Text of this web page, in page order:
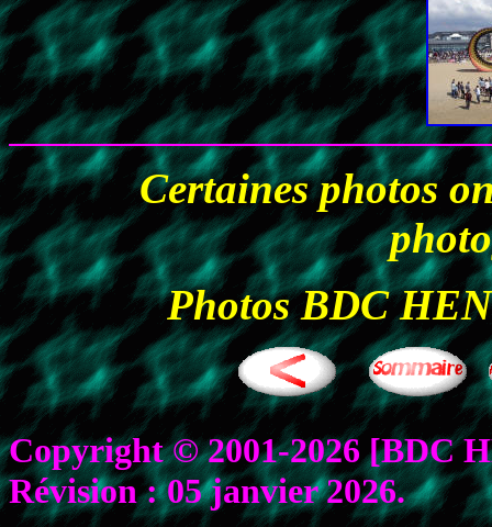
Certaines photos
Photos BDC
Copyright © 2001-2026 [BDC
Révision :05 janvier 2026.